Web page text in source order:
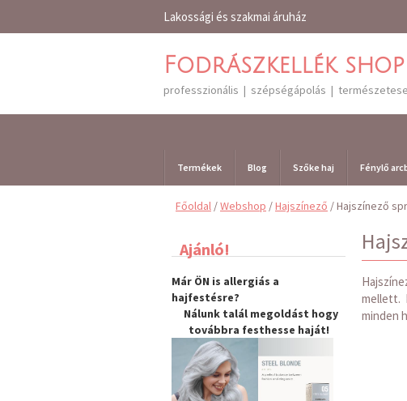
Lakossági és szakmai áruház
Fodrászkellék shop
professzionális | szépségápolás |
Termékek Blog Szőke haj Fénylő
Főoldal /Webshop /Hajszínező / Hajszínező
mellett.
minden
Ajánló!
Már ÖN is allergiás a
hajfestésre?
Nálunk talál megoldást hogy
továbbra festhesse haját!